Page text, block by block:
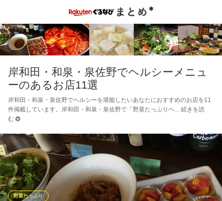
岸和田・和泉・泉佐野でヘルシーメニュ
ーのあるお店11選
岸和田・和泉・泉佐野でヘルシーを堪能したいあなたにおすすめのお店を11
件掲載しています。岸和田・和泉・泉佐野で「野菜たっぷりヘ
続きを読
む
野菜たっぷり